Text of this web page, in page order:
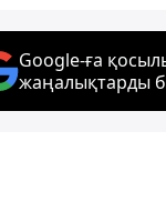
Google-ға
жаңалықтарды